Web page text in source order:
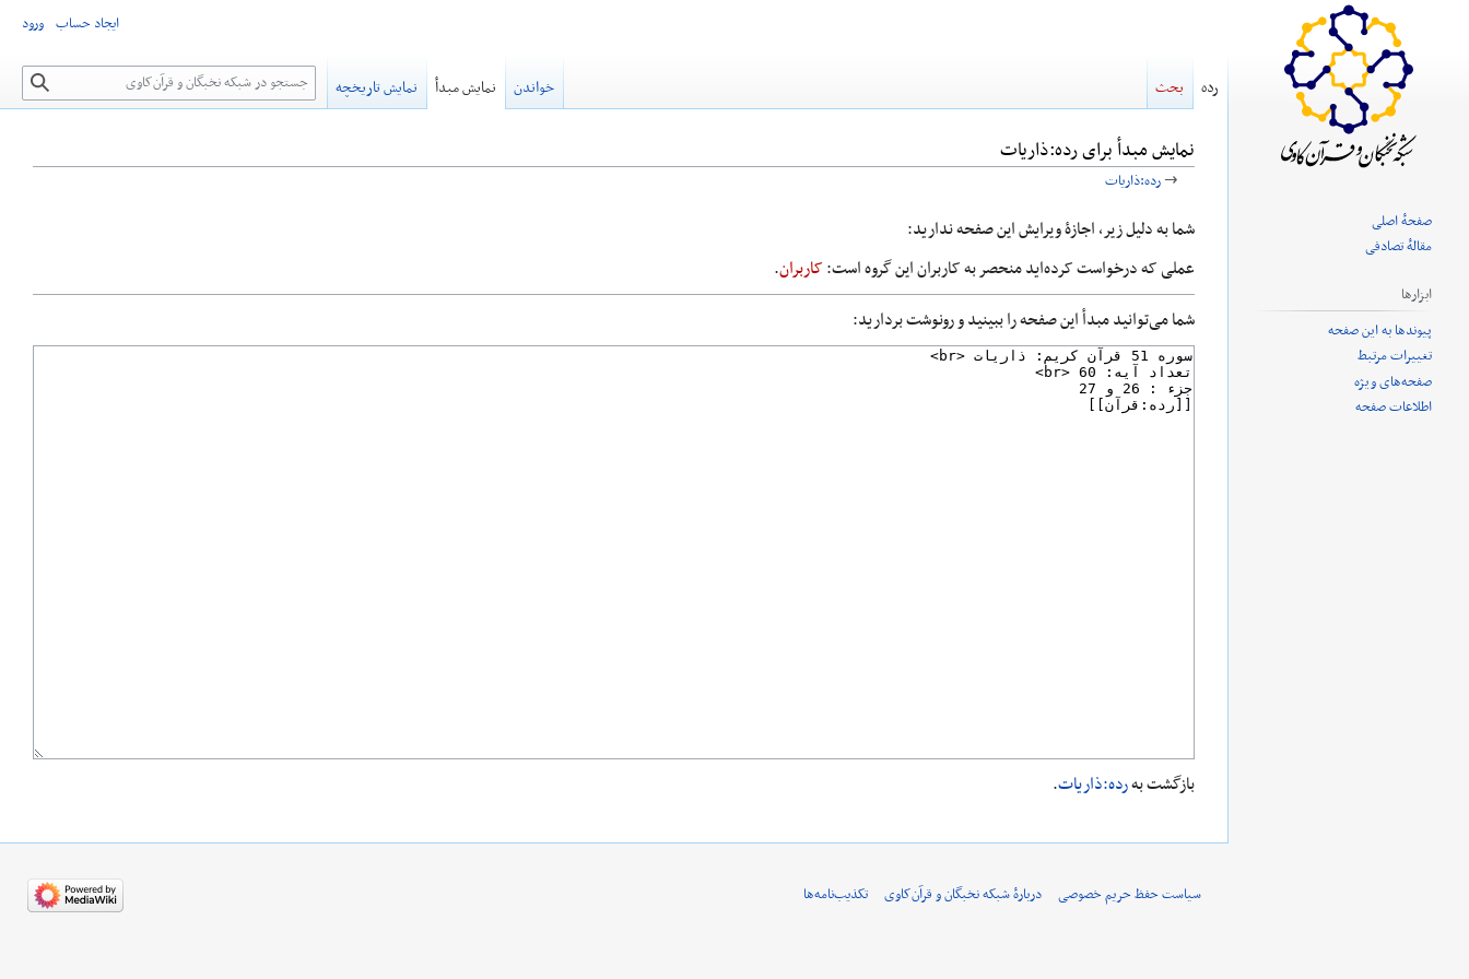
نمایش مبدأ برای رده:ذاریات
→رده:ذاریات
پرش
به
ناوبری
پرش
به
جستجو
شما به دلیل زیر، اجازهٔ ویرایش این صفحه ندارید:
عملی که درخواست کرده‌اید منحصر به کاربران این گروه است:کاربران.
شما می‌توانید مبدأ این صفحه را ببینید و رونوشت بردارید:
بازگشت بهرده:ذاریات.
ایجاد حساب ورود
رده بحث خواندن نمایش مبدأ نمایش تاریخچه جستجو
صفحهٔ اصلی
مقالهٔ تصادفی
ابزارها
پیوندها به این صفحه
تغییرات مرتبط
صفحه‌های ویژه
اطلاعات صفحه
سیاست حفظ حریم خصوصی دربارهٔ شبکه نخبگان و قرآن‌کاوی تکذیب‌نامه‌ها